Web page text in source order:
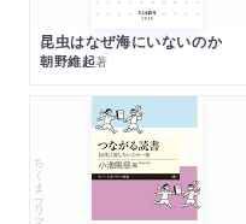
昆虫はなぜ海にいないのか
朝野維起著
ちくまプリマー新書